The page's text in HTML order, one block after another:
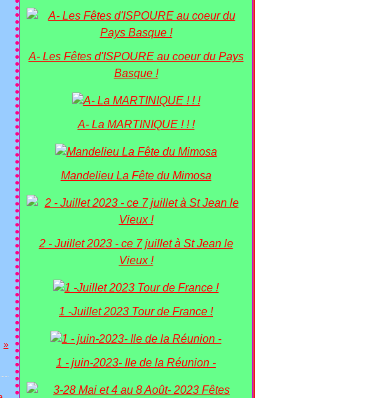
A- Les Fêtes d'ISPOURE au coeur du Pays
Basque !
A- La MARTINIQUE ! ! !
Mandelieu La Fête du Mimosa
2 - Juillet 2023 - ce 7 juillet à St Jean le
Vieux !
1 -Juillet 2023 Tour de France !
1 - juin-2023- Ile de la Réunion -